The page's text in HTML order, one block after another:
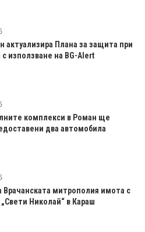
актуализира Плана за защита при
с използване на BG-Alert
комплекси в Роман ще
два автомобила
Врачанската митрополия имота с
Николай“ в Караш